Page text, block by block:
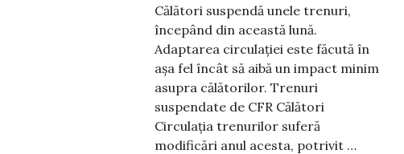
Călători suspendă unele trenuri,
începând din această lună.
Adaptarea circulației este făcută în
așa fel încât să aibă un impact minim
asupra călătorilor. Trenuri
suspendate de CFR Călători
Circulația trenurilor suferă
modificări anul acesta, potrivit …